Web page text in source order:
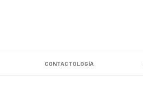
CONTACTOLOGÍA